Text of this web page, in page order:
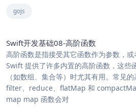
gojs
Swift开发基础08-高阶函数
高阶函数是指接受其它函数作为参数，或
Swift 提供了许多内置的高阶函数，这些
（如数组、集合等）时尤其有用。常见
filter、reduce、flatMap 和
map map 函数会对